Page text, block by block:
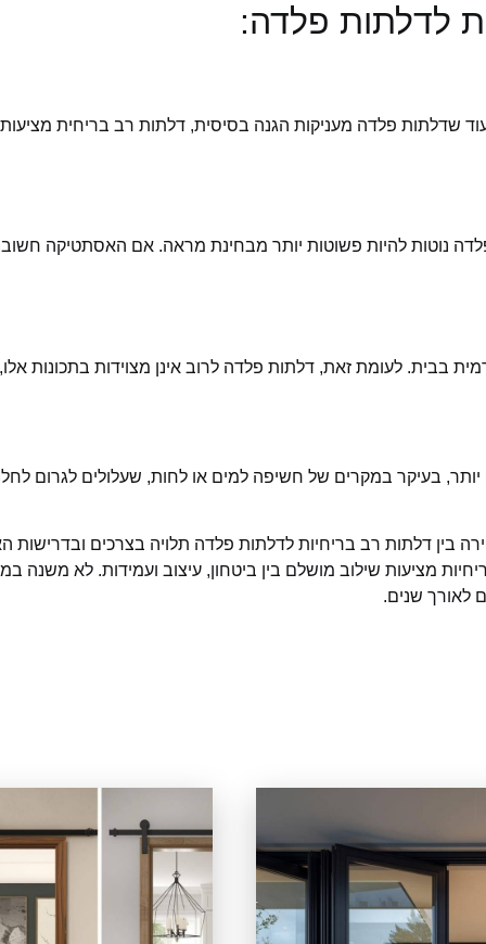
לדלתות פלדה:
שדלתות פלדה מעניקות הגנה בסיסית, דלתות רב בריחית מציעות
נוטות להיות פשוטות יותר מבחינת מראה. אם האסתטיקה
בבית. לעומת זאת, דלתות פלדה לרוב אינן מצוידות בתכונות
בעיקר במקרים של חשיפה למים או לחות, שעלולים לגרום
דלתות רב בריחיות לדלתות פלדה תלויה בצרכים ובדרישות
מציעות שילוב מושלם בין ביטחון, עיצוב ועמידות. לא משנה
לאורך שנים.